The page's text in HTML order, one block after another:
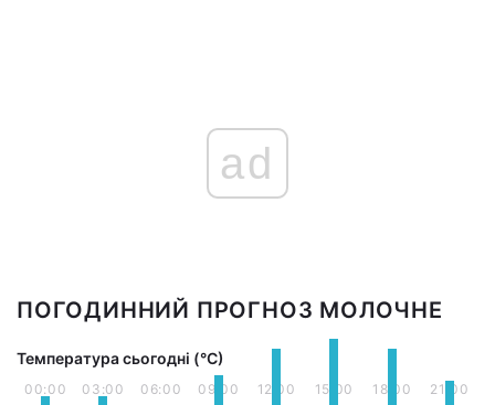
ad
ПОГОДИННИЙ ПРОГНОЗ МОЛОЧНЕ
Температура сьогодні (°С)
00:00 03:00 06:00 09:00 12:00 15:00 18:00 21:00